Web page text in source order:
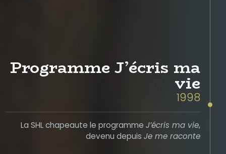
Programme J’écris ma
vie
1998
La SHL chapeaute le programme J’écris ma vie,
devenu depuis Je me raconte